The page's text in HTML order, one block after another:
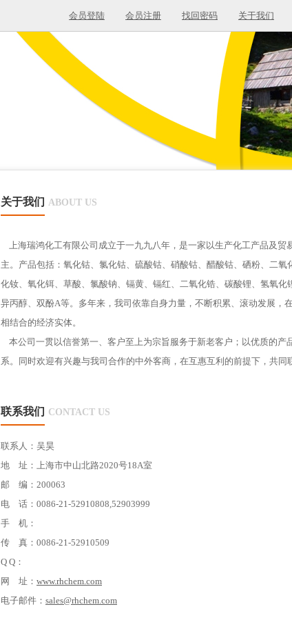
会员登陆 会员注册 找回密码 关于我们
关于我们 ABOUT US
上海瑞鸿化工有限公司成立于一九九八年，是一家以生产化工产品及
主。产品包括：氧化钴、氯化钴、硫酸钴、硝酸钴、醋酸钴、硒粉、二
化钕、氧化铒、草酸、氯酸钠、镉黄、镉红、二氧化锆、碳酸锂、氢氧
异丙醇、双酚A等。多年来，我司依靠自身力量，不断积累、滚动发展
相结合的经济实体。
本公司一贯以信誉第一、客户至上为宗旨服务于新老客户；以优质的
系。同时欢迎有兴趣与我司合作的中外客商，在互惠互利的前提下，共同
联系我们 CONTACT US
联系人：吴昊
地 址：上海市中山北路2020号18A室
邮 编：200063
电 话：0086-21-52910808,52903999
手 机：
传 真：0086-21-52910509
Q Q：
网 址： www.rhchem.com
电子邮件： sales@rhchem.com